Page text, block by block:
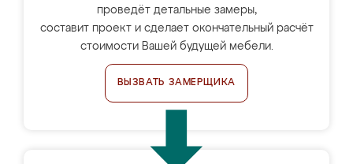
проведёт детальные замеры,
составит проект и сделает окончательный расчёт
стоимости Вашей будущей мебели.
ВЫЗВАТЬ ЗАМЕРЩИКА